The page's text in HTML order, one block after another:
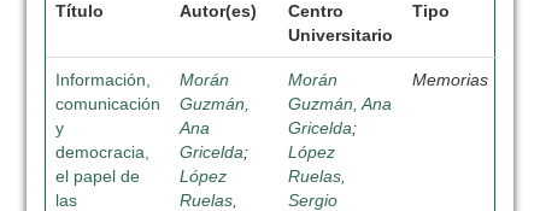
Título Autor(es)
Centro
Universitario
Tipo
Información,
comunicación
y
democracia,
el papel de
las
Morán
Guzmán,
Ana
Gricelda;
López
Ruelas,
Morán
Guzmán, Ana
Gricelda;
López
Ruelas,
Sergio
Memorias